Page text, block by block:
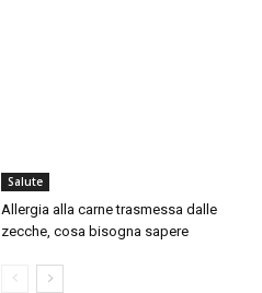
Salute
Allergia alla carne trasmessa dalle
zecche, cosa bisogna sapere